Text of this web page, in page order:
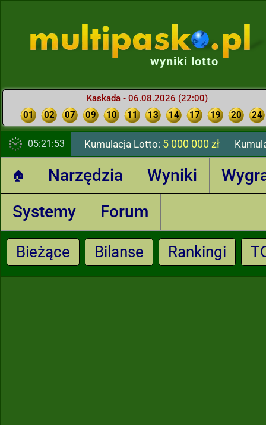
wyniki lotto
Kaskada - 06.08.2026 (22:00)
01
02 07 09 10 11 13 14 17 19 20 24
05:21:54 Kumulacja Lotto: 5 000 000 zł
🏠 Narzędzia Wyniki
Systemy
Forum
Bieżące Bilanse Rankingi